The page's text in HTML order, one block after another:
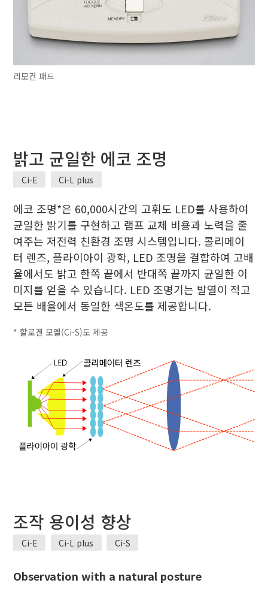
리모컨 패드
밝고 균일한 에코 조명
Ci-E Ci-L plus
에코 조명*은 60,000시간의 고휘도 LED를 사용하여
균일한 밝기를 구현하고 램프 교체 비용과 노력을 줄
여주는 저전력 친환경 조명 시스템입니다. 콜리메이
터 렌즈, 플라이아이 광학, LED 조명을 결합하여 고배
율에서도 밝고 한쪽 끝에서 반대쪽 끝까지 균일한 이
미지를 얻을 수 있습니다. LED 조명기는 발열이 적고
모든 배율에서 동일한 색온도를 제공합니다.
* 할로겐 모델(Ci-S)도 제공
조작 용이성 향상
Ci-E Ci-L plus Ci-S
Observation with a natural posture